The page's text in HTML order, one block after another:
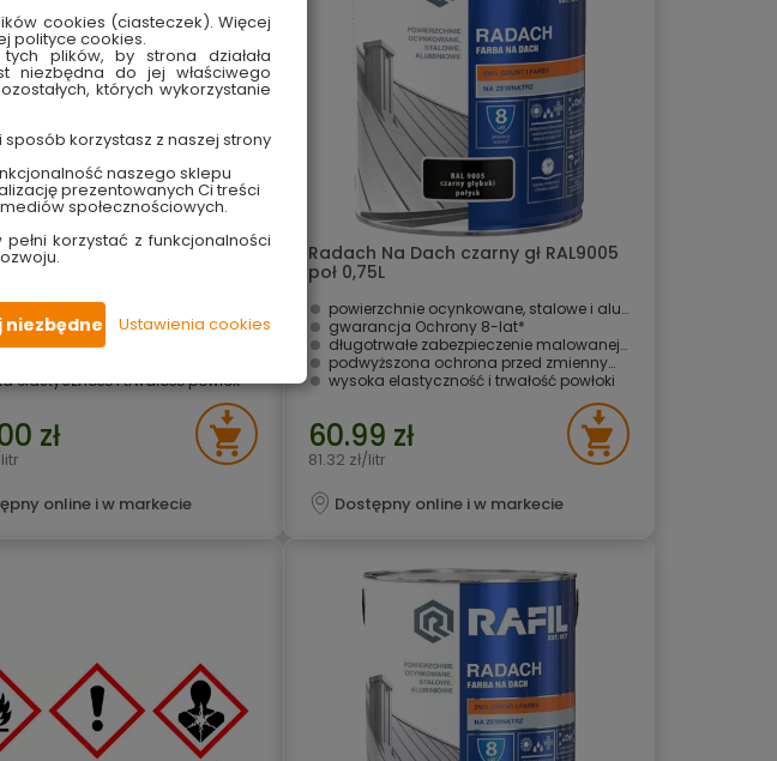
dach Radach czarny
RAL 9005 5 l połysk Rafil
ocynkowane, stalowe i aluminiowe
Ochrony 8-lat*
zabezpieczenie malowanej powierzchni
elastyczność i trwałość powłok
zł
online i w markecie
Radach Na Dach czarny gł RAL9005
poł 0,75L
powierzchnie ocynkowane, stalowe i aluminiowe
gwarancja Ochrony 8-lat*
długotrwałe zabezpieczenie malowanej powierzchni
podwyższona ochrona przed zmiennymi warunkami atmosferycznymi i UV
wysoka elastyczność i trwałość powłoki
60.99 zł
81.32 zł/litr
Dostępny online i w markecie
cookies (ciasteczek). Więcej
polityce cookies.
plików, by strona działała
do jej właściwego
których wykorzystanie
korzystasz z naszej strony
naszego sklepu
prezentowanych Ci treści
społecznościowych.
korzystać z funkcjonalności
Ustawienia cookies